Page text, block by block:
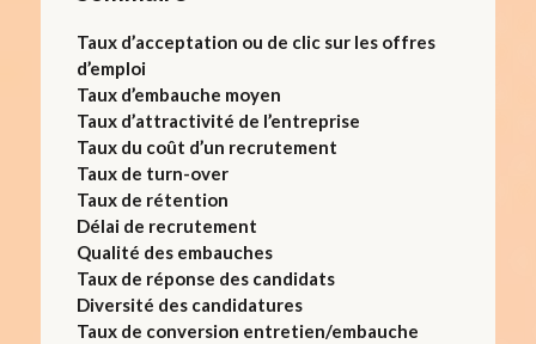
Taux d’acceptation ou de clic sur les offres
d’emploi
Taux d’embauche moyen
Taux d’attractivité de l’entreprise
Taux du coût d’un recrutement
Taux de turn-over
Taux de rétention
Délai de recrutement
Qualité des embauches
Taux de réponse des candidats
Diversité des candidatures
Taux de conversion entretien/embauche